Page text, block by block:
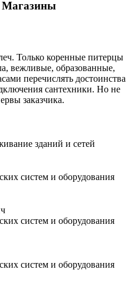
Магазины
Только коренные питерцы
вежливые, образованные,
перечислять достоинства
сантехники. Но не
заказчика.
зданий и сетей
систем и оборудования
систем и оборудования
систем и оборудования